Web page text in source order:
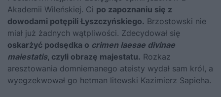
Akademii Wileńskiej. Ci po zapoznaniu się z
dowodami potępili Łyszczyńskiego. Brzostowski nie
miał już żadnych wątpliwości. Zdecydował się
oskarżyć podsędka o crimen laesae divinae
maiestatis, czyli obrazę majestatu. Rozkaz
aresztowania domniemanego ateisty wydał sam król, a
wyegzekwował go hetman litewski Kazimierz Sapieha.